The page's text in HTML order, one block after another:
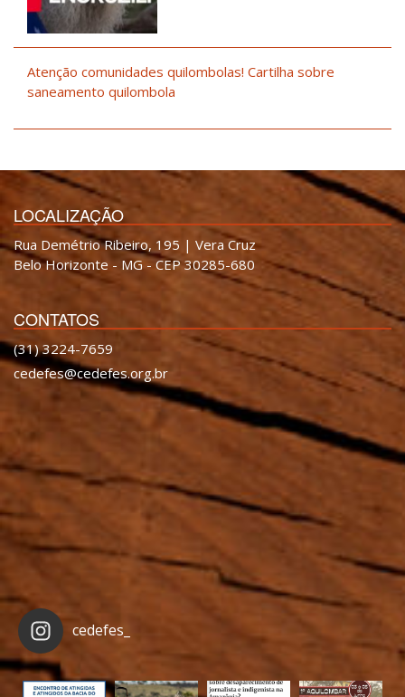
Atenção comunidades quilombolas! Cartilha sobre
saneamento quilombola
LOCALIZAÇÃO
Rua Demétrio Ribeiro, 195 | Vera Cruz
Belo Horizonte - MG - CEP 30285-680
CONTATOS
(31) 3224-7659
cedefes@cedefes.org.br
cedefes_